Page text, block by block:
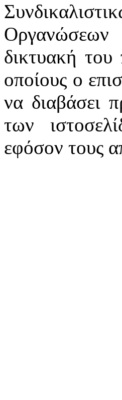
δικτυακή
οποίους ο
να διαβάσει
των
εφόσον τους